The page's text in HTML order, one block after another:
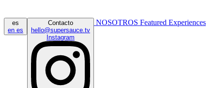
es
en es
Contacto
hello@supersauce.tv
Instagram
NOSOTROS Featured Experiences